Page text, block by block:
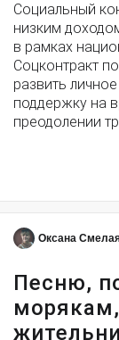
Социальный
низким
в рамках
Соцконтракт
развить
поддержку на
преодолении
Оксана
Песню,